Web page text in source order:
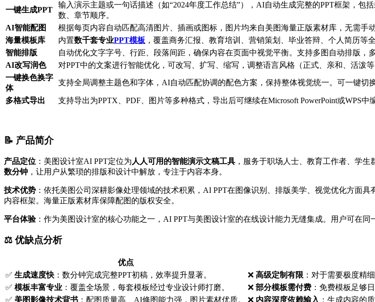
一键生成PPT
输入演示主题或一句话描述（如“2024年度工作总结”），AI自动生成完整的PPT框架，
数、章节顺序。
AI智能配图
根据每页内容自动匹配高清图片、插画或图标，图片均来自美图海量正版素材库，无需手
海量模板库
内置数千套专业PPT模板 ，覆盖商务汇报、教育培训、营销策划、毕业答辩、个人简历等
智能排版
自动优化文字字号、行距、段落间距，确保内容在页面中视觉平衡。支持多图自动排版，
AI改写润色
对PPT中的文案进行智能优化，可改写、扩写、缩写，调整语言风格（正式、亲和、活泼等
一键换色换字
体
支持全局调整主题色和字体，AI自动匹配协调的配色方案，保持整体视觉统一。可一键切
多格式导出 支持导出为PPTX、PDF、图片等多种格式，导出后可继续在Microsoft PowerPoint或WPS中
📝 产品简介
产品定位 ：美图设计室AI PPT定位为 人人可用的智能演示文稿工具 ，服务于职场人士、教育工作者、学
数分钟 ，让用户从繁琐的排版和设计中解放，专注于内容本身。
技术优势 ：依托美图公司深耕影像处理领域的技术积累，AI PPT在图像识别、排版美学、视觉优化方面
内容框架。海量正版素材库保障配图的版权安全。
平台体验：作为美图设计室的核心功能之一，AI PPT与美图设计室的在线设计能力无缝集成。用户可在
⚖️ 优缺点分析
优点
✅ 生成速度快 ：数分钟完成完整PPT初稿，效率提升显著。 ❌ 高级定制有限 ：对于需要极度精
✅ 模板丰富专业 ：覆盖全场景，每套模板经过专业设计师打磨。 ❌ 部分模板需付费 ：免费模板足够
✅ 美图影像技术背书 ：配图质量高、AI修图能力强，图片素材优质。 ❌ 内容深度依赖输入 ：生成内容的